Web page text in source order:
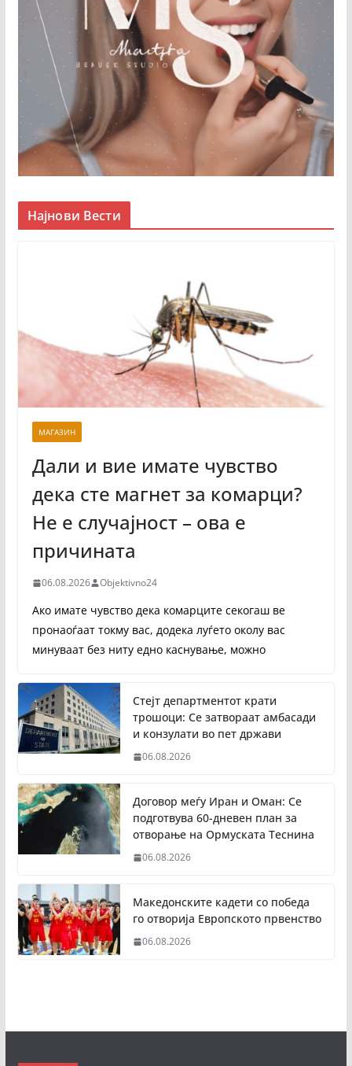
Најнови Вести
МАГАЗИН
Дали и вие имате чувство
дека сте магнет за комарци?
Не е случајност – ова е
причината
06.08.2026 Objektivno24
Ако имате чувство дека комарците секогаш ве
пронаоѓаат токму вас, додека луѓето околу вас
минуваат без ниту едно каснување, можно
Стејт департментот крати
трошоци: Се затвораат амбасади
и конзулати во пет држави
06.08.2026
Договор меѓу Иран и Оман: Се
подготвува 60-дневен план за
отворање на Ормуската Теснина
06.08.2026
Македонските кадети со победа
го отворија Европското првенство
06.08.2026